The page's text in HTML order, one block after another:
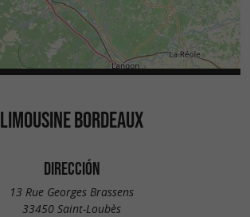
LIMOUSINE BORDEAUX
DIRECCIÓN
13 Rue Georges Brassens
33450 Saint-Loubès